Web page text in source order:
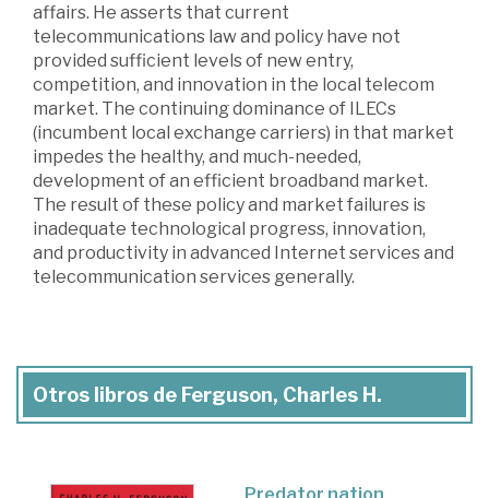
affairs. He asserts that current
telecommunications law and policy have not
provided sufficient levels of new entry,
competition, and innovation in the local telecom
market. The continuing dominance of ILECs
(incumbent local exchange carriers) in that market
impedes the healthy, and much-needed,
development of an efficient broadband market.
The result of these policy and market failures is
inadequate technological progress, innovation,
and productivity in advanced Internet services and
telecommunication services generally.
Otros libros de Ferguson, Charles H.